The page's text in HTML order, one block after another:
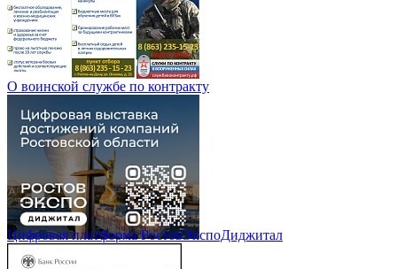
О воинской службе по контракту
Цифровая платформа РостовЭкспоДиджитал